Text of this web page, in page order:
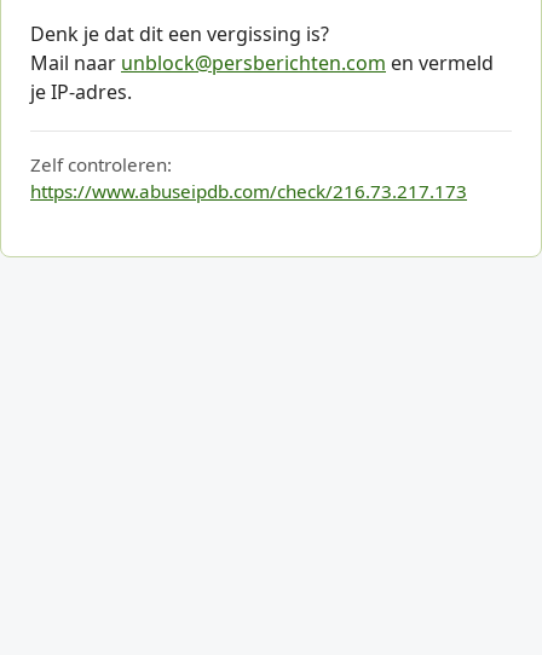
Denk je dat dit een vergissing is?
Mail naar unblock@persberichten.com en vermeld
je IP-adres.
Zelf controleren:
https://www.abuseipdb.com/check/216.73.217.173